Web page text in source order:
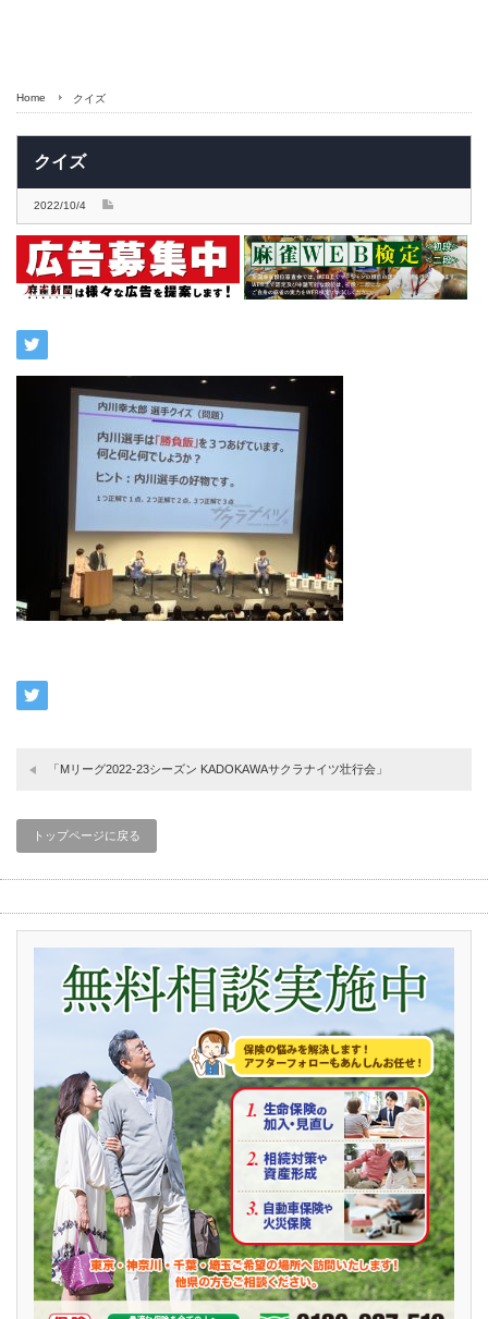
Home クイズ
クイズ
2022/10/4
「Mリーグ2022-23シーズン KADOKAWAサクラナイツ壮行会」
トップページに戻る